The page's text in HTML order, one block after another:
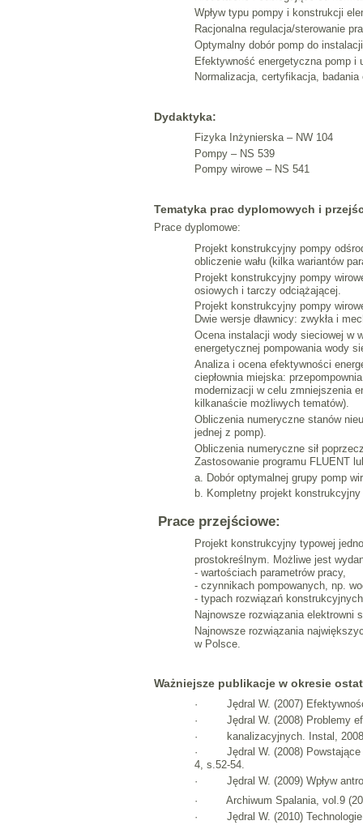
Wpływ typu pompy i konstrukcji
Racjonalna regulacja/sterowanie
Optymalny dobór pomp do instalacji
Efektywność energetyczna pomp i
Normalizacja, certyfikacja,
Dydaktyka:
Fizyka Inżynierska – NW 104
Pompy – NS 539
Pompy wirowe – NS 541
Tematyka prac dyplomowych i
Prace dyplomowe:
Projekt konstrukcyjny pompy
obliczenie wału (kilka wariantów
Projekt konstrukcyjny pompy
osiowych i tarczy odciążającej.
Projekt konstrukcyjny pompy
Dwie wersje dławnicy: zwykła i
Ocena instalacji wody sieciowej w
energetycznej pompowania wody
Analiza i ocena efektywności
ciepłownia miejska:
modernizacji w celu zmniejszenia
kilkanaście możliwych tematów).
Obliczenia numeryczne stanów
jednej z pomp).
Obliczenia numeryczne sił
Zastosowanie programu FLUENT
a. Dobór optymalnej grupy pomp
b. Kompletny projekt
Prace przejściowe:
Projekt konstrukcyjny typowej
prostokreślnym. Możliwe jest
- wartościach parametrów pracy,
- czynnikach pompowanych, np.
- typach rozwiązań
Najnowsze rozwiązania elektrowni
Najnowsze rozwiązania
w Polsce.
Ważniejsze publikacje w okresie
· Jędral W. (2007)
· Jędral W. (2008) Problemy
· kanalizacyjnych. Instal, 2008,
· Jędral W. (2008) Powstające w
4, s.52-54.
· Jędral W. (2009) Wpływ
· Archiwum Spalania, vol.9
· Jędral W. (2010) Technologie